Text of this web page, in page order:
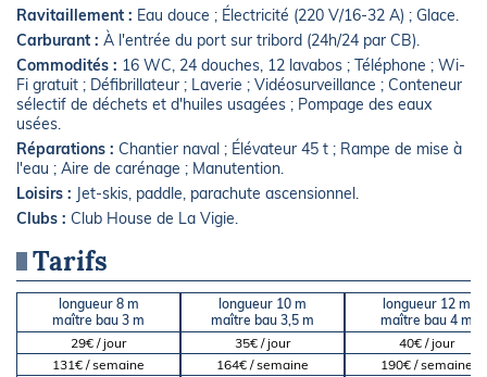
Ravitaillement : Eau douce ; Électricité (220 V/16-32 A) ; Glace.
Carburant : À l'entrée du port sur tribord (24h/24 par CB).
Commodités : 16 WC, 24 douches, 12 lavabos ; Téléphone ; Wi-
Fi gratuit ; Défibrillateur ; Laverie ; Vidéosurveillance ; Conteneur
sélectif de déchets et d'huiles usagées ; Pompage des eaux
usées.
Réparations : Chantier naval ; Élévateur 45 t ; Rampe de mise à
l'eau ; Aire de carénage ; Manutention.
Loisirs : Jet-skis, paddle, parachute ascensionnel.
Clubs : Club House de La Vigie.
Tarifs
longueur 8 m
maître bau 3 m
29€ / jour
131€ / semaine
longueur 10 m
maître bau 3,5 m
35€ / jour
164€ / semaine
longueur 12 m
maître bau 4 m
40€ / jour
190€ / semaine